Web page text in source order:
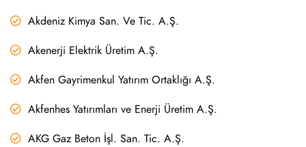
Akdeniz Kimya San. Ve Tic. A.Ş.
Akenerji Elektrik Üretim A.Ş.
Akfen Gayrimenkul Yatırım Ortaklığı A.Ş.
Akfenhes Yatırımları ve Enerji Üretim A.Ş.
AKG Gaz Beton İşl. San. Tic. A.Ş.